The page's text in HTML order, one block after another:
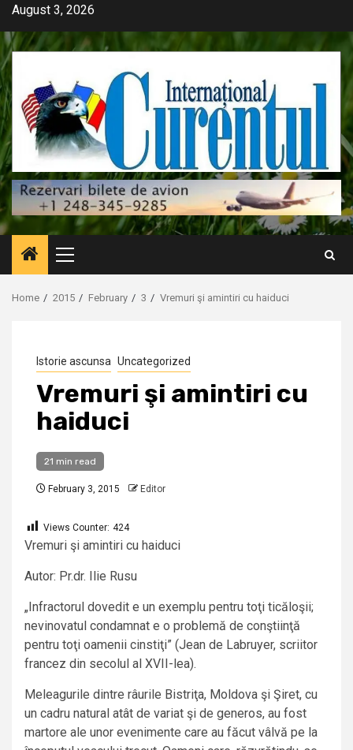
Skip
content
August 3, 2026
Primary
Menu
Home 2015 February 3 Vremuri şi amintiri cu haiduci
Istorie ascunsa Uncategorized
Vremuri şi amintiri cu
haiduci
21 min read
February 3, 2015 Editor
Views Counter: 424
Vremuri şi amintiri cu haiduci
Autor: Pr.dr. Ilie Rusu
„Infractorul dovedit e un exemplu pentru toţi ticăloşii;
nevinovatul condamnat e o problemă de conştiinţă
pentru toţi oamenii cinstiţi” (Jean de Labruyer, scriitor
francez din secolul al XVII-lea).
Meleagurile dintre râurile Bistriţa, Moldova şi Şiret, cu
un cadru natural atât de variat şi de generos, au fost
martore ale unor evenimente care au făcut vâlvă pe la